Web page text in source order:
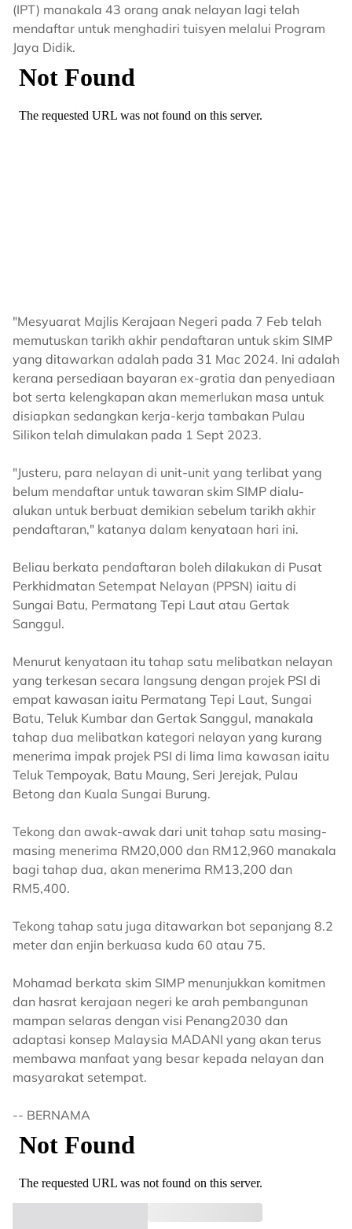
(IPT) manakala 43 orang anak nelayan lagi telah
mendaftar untuk menghadiri tuisyen melalui Program
Jaya Didik.
"Mesyuarat Majlis Kerajaan Negeri pada 7 Feb telah
memutuskan tarikh akhir pendaftaran untuk skim SIMP
yang ditawarkan adalah pada 31 Mac 2024. Ini adalah
kerana persediaan bayaran ex-gratia dan penyediaan
bot serta kelengkapan akan memerlukan masa untuk
disiapkan sedangkan kerja-kerja tambakan Pulau
Silikon telah dimulakan pada 1 Sept 2023.
"Justeru, para nelayan di unit-unit yang terlibat yang
belum mendaftar untuk tawaran skim SIMP dialu-
alukan untuk berbuat demikian sebelum tarikh akhir
pendaftaran," katanya dalam kenyataan hari ini.
Beliau berkata pendaftaran boleh dilakukan di Pusat
Perkhidmatan Setempat Nelayan (PPSN) iaitu di
Sungai Batu, Permatang Tepi Laut atau Gertak
Sanggul.
Menurut kenyataan itu tahap satu melibatkan nelayan
yang terkesan secara langsung dengan projek PSI di
empat kawasan iaitu Permatang Tepi Laut, Sungai
Batu, Teluk Kumbar dan Gertak Sanggul, manakala
tahap dua melibatkan kategori nelayan yang kurang
menerima impak projek PSI di lima lima kawasan iaitu
Teluk Tempoyak, Batu Maung, Seri Jerejak, Pulau
Betong dan Kuala Sungai Burung.
Tekong dan awak-awak dari unit tahap satu masing-
masing menerima RM20,000 dan RM12,960 manakala
bagi tahap dua, akan menerima RM13,200 dan
RM5,400.
Tekong tahap satu juga ditawarkan bot sepanjang 8.2
meter dan enjin berkuasa kuda 60 atau 75.
Mohamad berkata skim SIMP menunjukkan komitmen
dan hasrat kerajaan negeri ke arah pembangunan
mampan selaras dengan visi Penang2030 dan
adaptasi konsep Malaysia MADANI yang akan terus
membawa manfaat yang besar kepada nelayan dan
masyarakat setempat.
-- BERNAMA